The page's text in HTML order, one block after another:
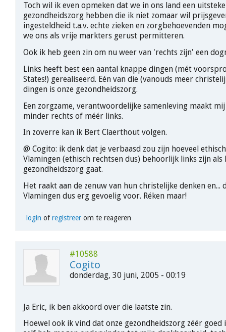
Toch wil ik even opmeken dat we in ons land een
gezondheidszorg hebben die ik niet zomaar wil
ingesteldheid t.a.v. echte zieken en zorgbehoevenden
we ons als vrije markters gerust permitteren.
Ook ik heb geen zin om nu weer van 'rechts zijn' een
Links heeft best een aantal knappe dingen (mét
States!) gerealiseerd. Eén van die (vanouds meer
dingen is onze gezondheidszorg.
Een zorgzame, verantwoordelijke samenleving maakt
minder rechts of méér links.
In zoverre kan ik Bert Claerthout volgen.
@ Cogito: ik denk dat je verbaasd zou zijn hoeveel
Vlamingen (ethisch rechtsen dus) behoorlijk links zijn als
gezondheidszorg gaat.
Het raakt aan de zenuw van hun christelijke denken en...
Vlamingen dus erg gevoelig voor. Réken maar!
login ofregistreerom te reageren
#10588
Cogito
donderdag, 30 juni, 2005 - 00:19
Ja Eric, ik ben akkoord over die laatste zin.
Hoewel ook ik vind dat onze gezondheidszorg zéér goed